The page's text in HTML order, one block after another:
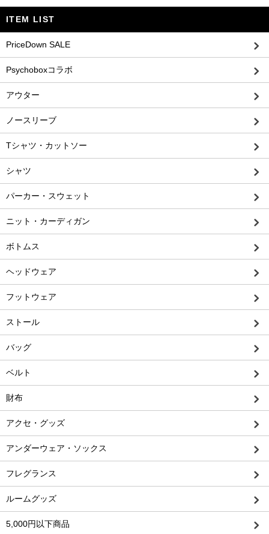
ITEM LIST
PriceDown SALE
Psychoboxコラボ
アウター
ノースリーブ
Tシャツ・カットソー
シャツ
パーカー・スウェット
ニット・カーディガン
ボトムス
ヘッドウェア
フットウェア
ストール
バッグ
ベルト
財布
アクセ・グッズ
アンダーウェア・ソックス
フレグランス
ルームグッズ
5,000円以下商品